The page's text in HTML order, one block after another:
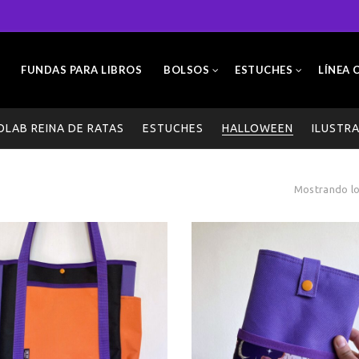
FUNDAS PARA LIBROS BOLSOS ESTUCHES LÍNEA
REINA DE RATAS ESTUCHES HALLOWEEN
Mostrando